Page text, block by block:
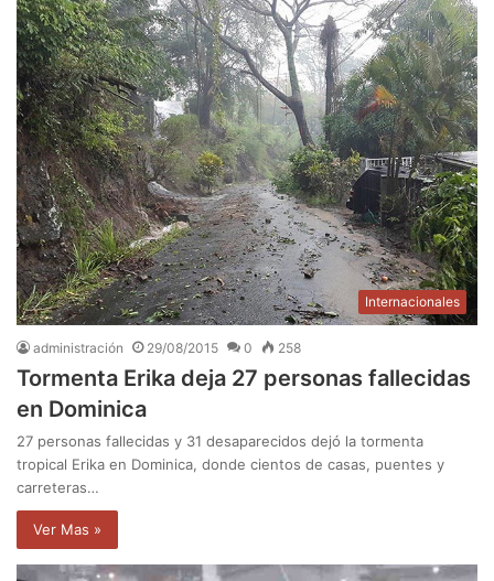
Internacionales
administración 29/08/2015 0 258
Tormenta Erika deja 27 personas fallecidas
en Dominica
27 personas fallecidas y 31 desaparecidos dejó la tormenta
tropical Erika en Dominica, donde cientos de casas, puentes y
carreteras…
Ver Mas »